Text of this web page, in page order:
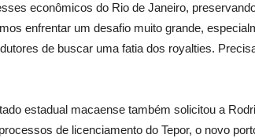
econômicos do Rio de Janeiro,
enfrentar um desafio muito grande,
de buscar uma fatia dos royalties.
estadual macaense também solicitou a
de licenciamento do Tepor, o novo